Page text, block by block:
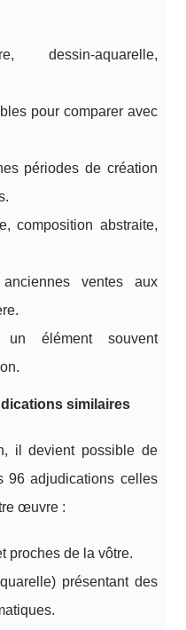
dessin‑aquarelle,
pour comparer avec
périodes de création
composition abstraite,
ventes aux
élément souvent
similaires
il devient possible de
96 adjudications celles
œuvre :
proches de la vôtre.
présentant des